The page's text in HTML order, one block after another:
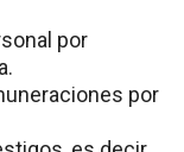
por
por